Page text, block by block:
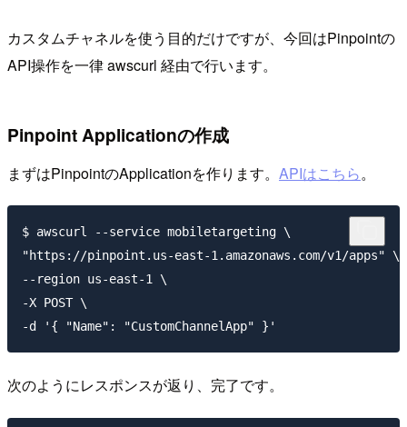
カスタムチャネルを使う目的だけですが、今回はPinpointの
API操作を一律 awscurl 経由で行います。
Pinpoint Applicationの作成
まずはPinpointのApplicationを作ります。 APIはこちら。
$ awscurl --service mobiletargeting \
"https://pinpoint.us-east-1.amazonaws.com/v1/apps" \
--region us-east-1 \
-X POST \
次のようにレスポンスが返り、完了です。